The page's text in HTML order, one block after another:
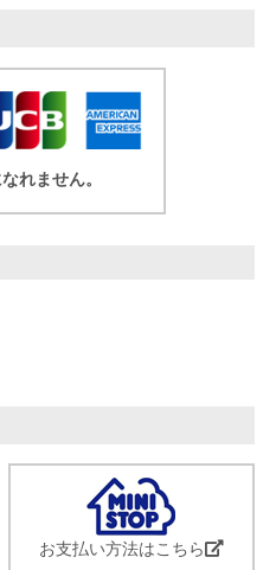
れません。
お支払い方法はこちら